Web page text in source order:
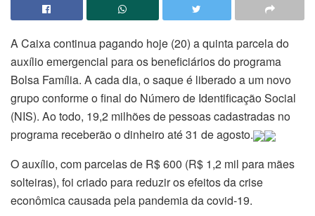
A Caixa continua pagando hoje (20) a quinta parcela do
auxílio emergencial para os beneficiários do programa
Bolsa Família. A cada dia, o saque é liberado a um novo
grupo conforme o final do Número de Identificação Social
(NIS). Ao todo, 19,2 milhões de pessoas cadastradas no
programa receberão o dinheiro até 31 de agosto.
O auxílio, com parcelas de R$ 600 (R$ 1,2 mil para mães
solteiras), foi criado para reduzir os efeitos da crise
econômica causada pela pandemia da covid-19.